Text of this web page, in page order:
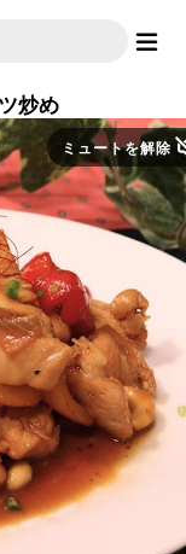
炒め
ミュートを解除